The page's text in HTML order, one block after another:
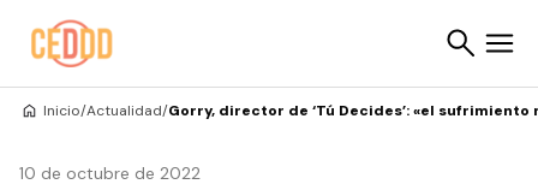
Inicio/Actualidad/Gorry, director de ‘Tú Decides’: «el
10 de octubre de 2022